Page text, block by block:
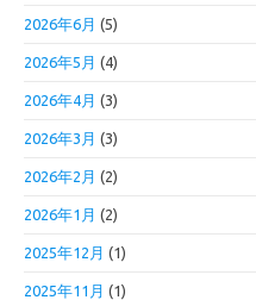
2026年6月 (5)
2026年5月 (4)
2026年4月 (3)
2026年3月 (3)
2026年2月 (2)
2026年1月 (2)
2025年12月 (1)
2025年11月 (1)